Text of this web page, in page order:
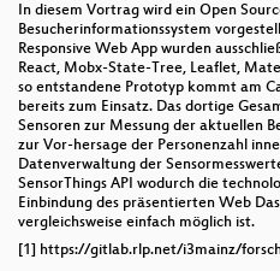
In diesem Vortrag wird ein Open
Besucherinformationssystem
Responsive Web App wurden
React, Mobx-State-Tree, Leaflet,
so entstandene Prototyp kommt am
bereits zum Einsatz. Das dortige
Sensoren zur Messung der aktuellen
zur Vor-hersage der Personenzahl
Datenverwaltung der
SensorThings API wodurch die
Einbindung des präsentierten Web
vergleichsweise einfach möglich ist.
[1] https://gitlab.rlp.net/i3mainz/